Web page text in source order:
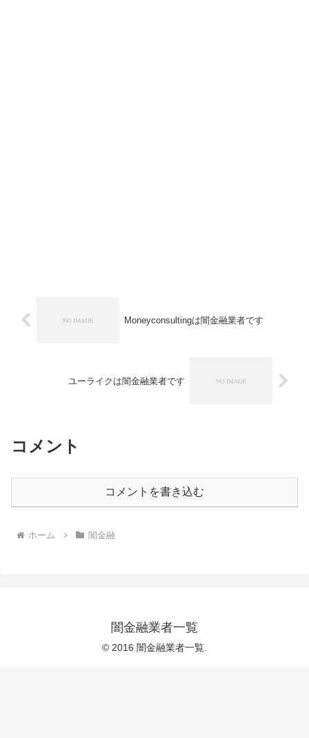
Moneyconsultingは闇金融業者です
ユーライクは闇金融業者です
コメント
コメントを書き込む
ホーム 闇金融
闇金融業者一覧
© 2016 闇金融業者一覧.